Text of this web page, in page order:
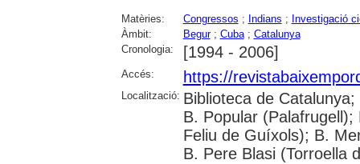
Matèries: Congressos ; Indians ; Investigació
Àmbit:
Begur; Cuba; Catalunya
Cronologia:
[1994 - 2006]
Accés: https://
Localització: Biblioteca de
B. Popular
Feliu de Guíxols); B.
B. Pere Blasi (Torroella